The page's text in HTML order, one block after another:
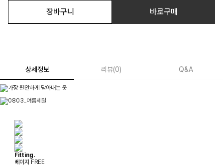
장바구니 바로구매
상세정보 리뷰(0) Q&A
Fitting.
베이지 FREE